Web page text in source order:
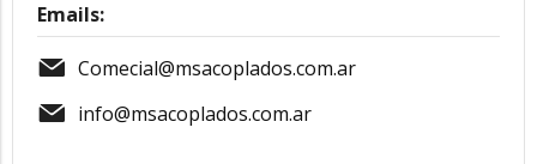
Emails:
Comecial@msacoplados.com.ar
info@msacoplados.com.ar